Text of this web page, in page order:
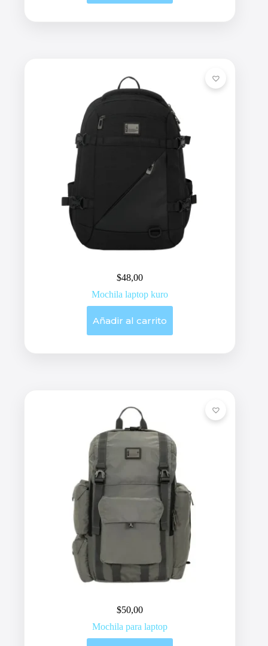
$48,00
Mochila laptop kuro
Añadir al carrito
$50,00
Mochila para laptop